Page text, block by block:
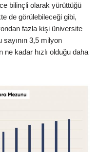
bilinçli olarak yürüttüğü
de görülebileceği gibi,
fazla kişi üniversite
sayının 3,5 milyon
ne kadar hızlı olduğu daha